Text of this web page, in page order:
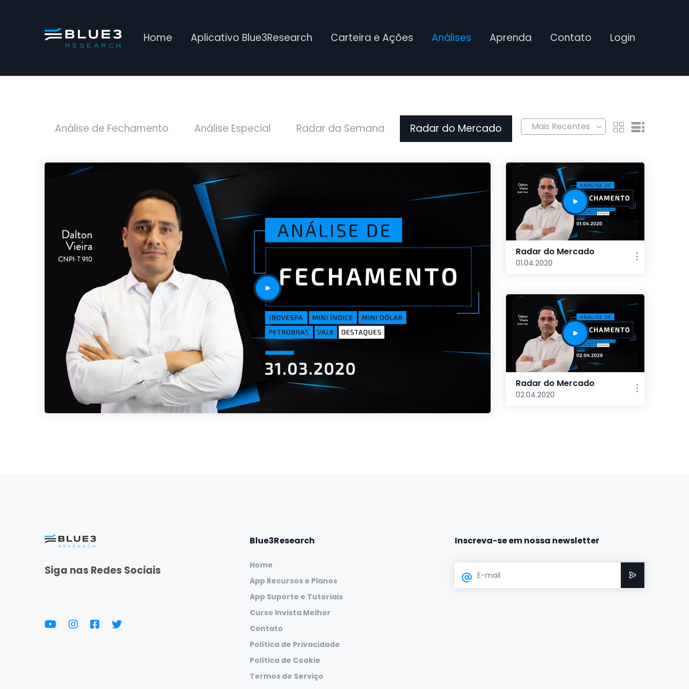
Home Aplicativo Blue3Research Carteira e Ações Análises Aprenda Contato Login
Análise de Fechamento Análise Especial Radar da Semana Radar do Mercado
Radar do Mercado
01.04.2020
Radar do Mercado
02.04.2020
Siga nas Redes Sociais
Blue3Research
Home
App Recursos e Planos
App Suporte e Tutoriais
Curso Invista Melhor
Contato
Política de Privacidade
Política de Cookie
Termos de Serviço
Inscreva-se em nossa newsletter